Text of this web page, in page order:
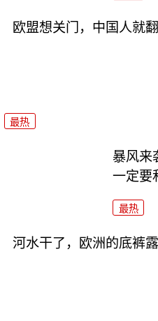
欧盟想关门，中国人就
最热
暴风来
一定要
最热
河水干了，欧洲的底裤